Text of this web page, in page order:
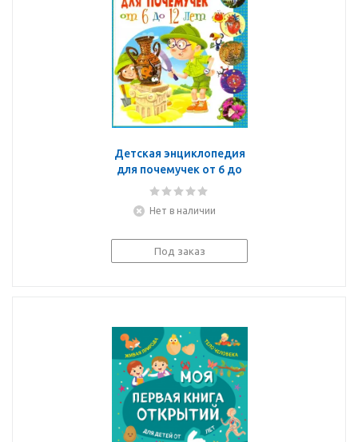
Детская энциклопедия
для почемучек от 6 до
12 лет
Нет в наличии
Под заказ